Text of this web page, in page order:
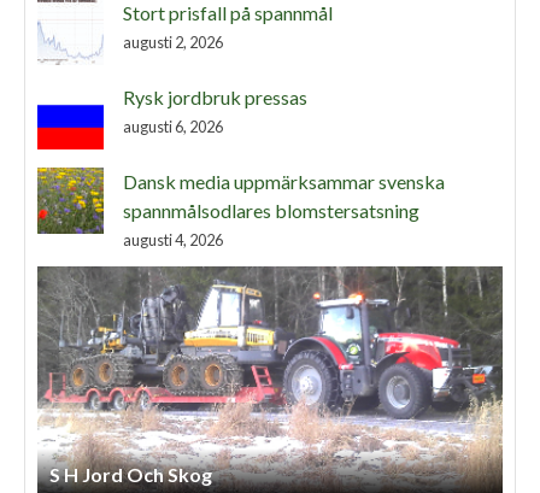
Stort prisfall på spannmål
augusti 2, 2026
Rysk jordbruk pressas
augusti 6, 2026
Dansk media uppmärksammar svenska
spannmålsodlares blomstersatsning
augusti 4, 2026
Henriks Entreprenad